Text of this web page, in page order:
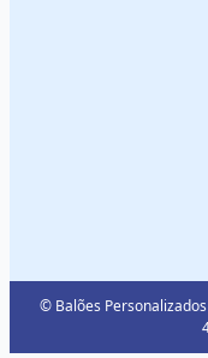
© Balões